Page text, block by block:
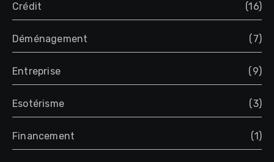
Crédit (16)
Déménagement (7)
Entreprise (9)
Esotérisme (3)
Financement (1)